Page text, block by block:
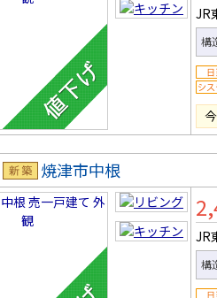
JR
構
新築
焼津市中根
JR
構